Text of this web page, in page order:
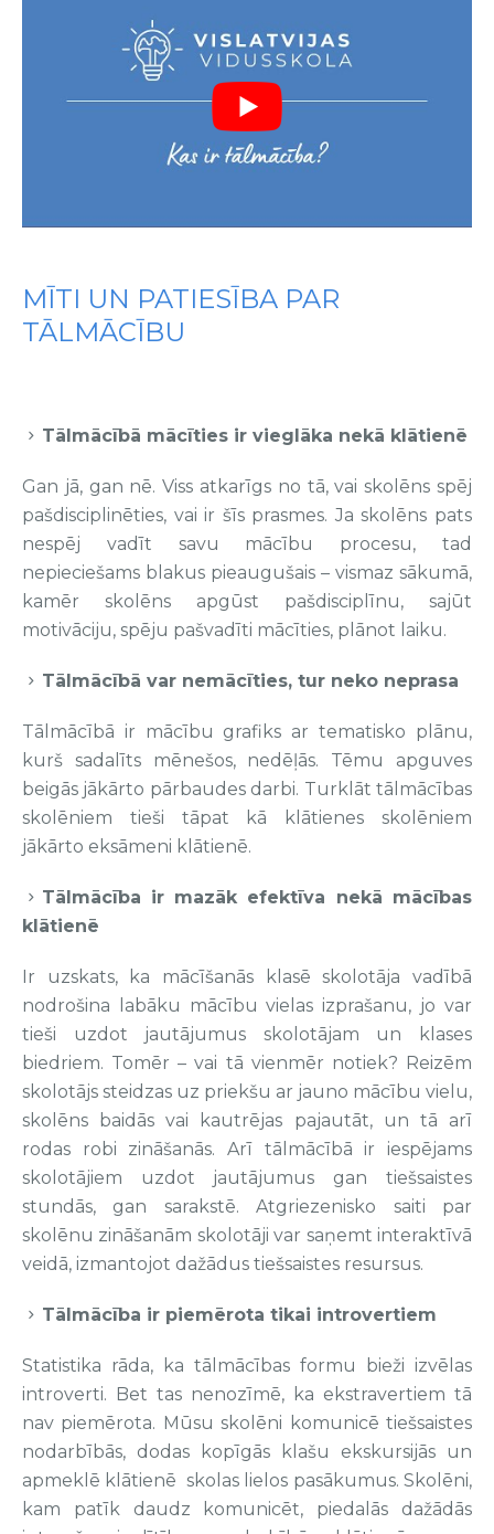
MĪTI UN PATIESĪBA PAR
TĀLMĀCĪBU
Tālmācībā mācīties ir vieglāka nekā klātienē
Gan jā, gan nē. Viss atkarīgs no tā, vai skolēns spēj
pašdisciplinēties, vai ir šīs prasmes. Ja skolēns pats
nespēj vadīt savu mācību procesu, tad
nepieciešams blakus pieaugušais – vismaz sākumā,
kamēr skolēns apgūst pašdisciplīnu, sajūt
motivāciju, spēju pašvadīti mācīties, plānot laiku.
Tālmācībā var nemācīties, tur neko neprasa
Tālmācībā ir mācību grafiks ar tematisko plānu,
kurš sadalīts mēnešos, nedēļās. Tēmu apguves
beigās jākārto pārbaudes darbi. Turklāt tālmācības
skolēniem tieši tāpat kā klātienes skolēniem
jākārto eksāmeni klātienē.
Tālmācība ir mazāk efektīva nekā mācības
klātienē
Ir uzskats, ka mācīšanās klasē skolotāja vadībā
nodrošina labāku mācību vielas izprašanu, jo var
tieši uzdot jautājumus skolotājam un klases
biedriem. Tomēr – vai tā vienmēr notiek? Reizēm
skolotājs steidzas uz priekšu ar jauno mācību vielu,
skolēns baidās vai kautrējas pajautāt, un tā arī
rodas robi zināšanās. Arī tālmācībā ir iespējams
skolotājiem uzdot jautājumus gan tiešsaistes
stundās, gan sarakstē. Atgriezenisko saiti par
skolēnu zināšanām skolotāji var saņemt interaktīvā
veidā, izmantojot dažādus tiešsaistes resursus.
Tālmācība ir piemērota tikai introvertiem
Statistika rāda, ka tālmācības formu bieži izvēlas
introverti. Bet tas nenozīmē, ka ekstravertiem tā
nav piemērota. Mūsu skolēni komunicē tiešsaistes
nodarbībās, dodas kopīgās klašu ekskursijās un
apmeklē klātienē skolas lielos pasākumus. Skolēni,
kam patīk daudz komunicēt, piedalās dažādās